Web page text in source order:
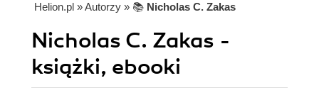
Helion.pl » Autorzy » 📚 Nicholas C. Zakas
Nicholas C. Zakas -
książki, ebooki